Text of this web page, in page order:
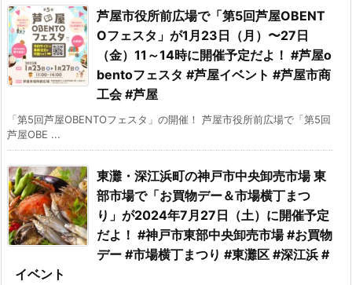
芦屋市役所前広場で「第5回芦屋OBENT
Oフェスタ」が1月23日（月）〜27日
（金）11～14時に開催予定だよ！ #芦屋o
bentoフェスタ #芦屋イベント #芦屋市商
工会 #芦屋
「第5回芦屋OBENTOフェスタ」の開催！ 芦屋市役所前広場で「第5回
芦屋OBE ...
東灘・深江浜町の神戸市中央卸売市場 東
部市場で「お買物デー＆市場横丁まつ
り」が2024年7月27日（土）に開催予定
だよ！ #神戸市東部中央卸売市場 #お買物
デー #市場横丁まつり #東灘区 #深江浜 #
イベント